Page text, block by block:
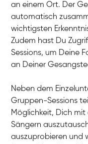
an einem Ort. Der
automatisch
wichtigsten
Zudem hast Du
Sessions, um Deine
an Deiner
Neben dem
Gruppen-Sessions
Möglichkeit, Dich
Sängern
auszuprobieren und